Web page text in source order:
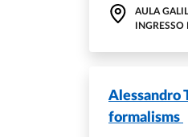
AULA
INGRESSO
Alessandro
formalisms